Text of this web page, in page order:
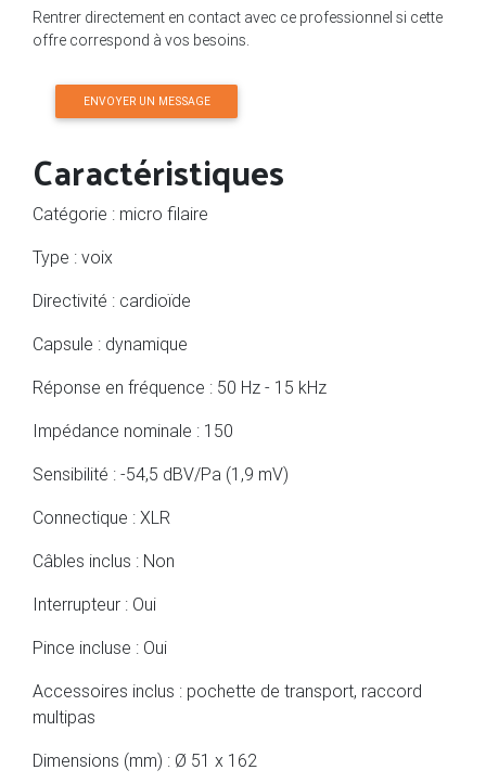
Rentrer directement en contact avec ce professionnel si cette
offre correspond à vos besoins.
ENVOYER UN MESSAGE
Caractéristiques
Catégorie : micro filaire
Type : voix
Directivité : cardioïde
Capsule : dynamique
Réponse en fréquence : 50 Hz - 15 kHz
Impédance nominale : 150
Sensibilité : -54,5 dBV/Pa (1,9 mV)
Connectique : XLR
Câbles inclus : Non
Interrupteur : Oui
Pince incluse : Oui
Accessoires inclus : pochette de transport, raccord
multipas
Dimensions (mm) : Ø 51 x 162